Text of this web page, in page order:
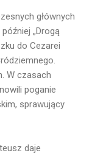
głównych
„Drogą
do Cezarei
W czasach
poganie
sprawujący
daje